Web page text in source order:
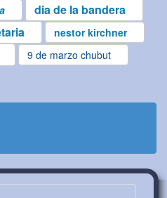
dia de la bandera
nestor kirchner
9 de marzo chubut